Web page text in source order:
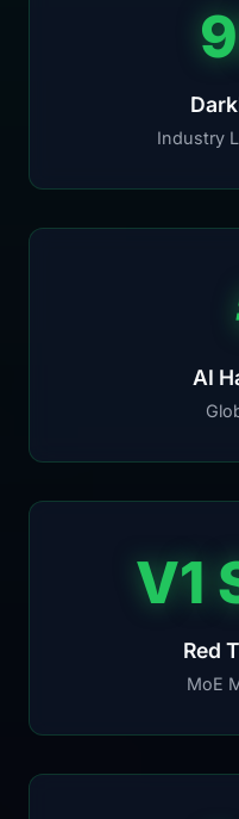
Industry
AI
V1
Red
MoE